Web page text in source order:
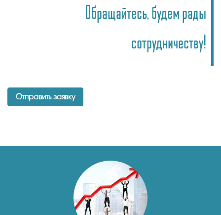
Обращайтесь, будем рады
сотрудничеству!
Отправить заявку